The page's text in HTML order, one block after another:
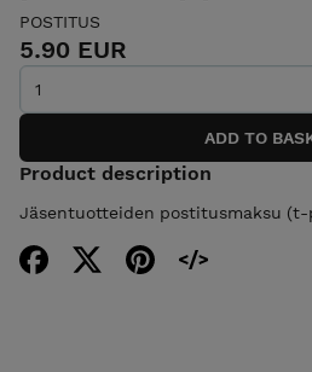
POSTITUS
5.90 EUR
Product description
Jäsentuotteiden postitusmaksu